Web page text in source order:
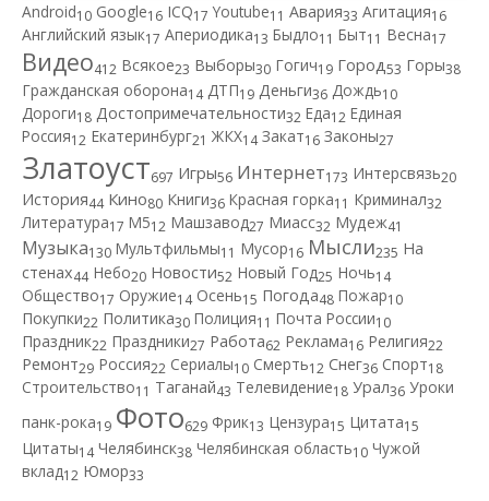
Android10 Google16 ICQ17 Youtube11 Авария33 Агитация16
Английский язык17 Апериодика13 Быдло11 Быт11 Весна17
Видео412 Всякое23 Выборы30 Гогич19 Город53 Горы38
Гражданская оборона14 ДТП19 Деньги36 Дождь10
Дороги18 Достопримечательности32 Еда12 Единая
Россия12 Екатеринбург21 ЖКХ14 Закат16 Законы27
Златоуст697 Игры56 Интернет173 Интерсвязь20
История44 Кино80 Книги36 Красная горка11 Криминал32
Литература17 М512 Машзавод27 Миасс32 Мудеж41
Музыка130 Мультфильмы11 Мусор16 Мысли235 На
стенах44 Небо20 Новости52 Новый Год25 Ночь14
Общество17 Оружие14 Осень15 Погода48 Пожар10
Покупки22 Политика30 Полиция11 Почта России10
Праздник22 Праздники27 Работа62 Реклама16 Религия22
Ремонт29 Россия22 Сериалы10 Смерть12 Снег36 Спорт18
Строительство11 Таганай43 Телевидение18 Урал36 Уроки
панк-рока19 Фото629 Фрик13 Цензура15 Цитата15
Цитаты14 Челябинск38 Челябинская область10 Чужой
вклад12 Юмор33